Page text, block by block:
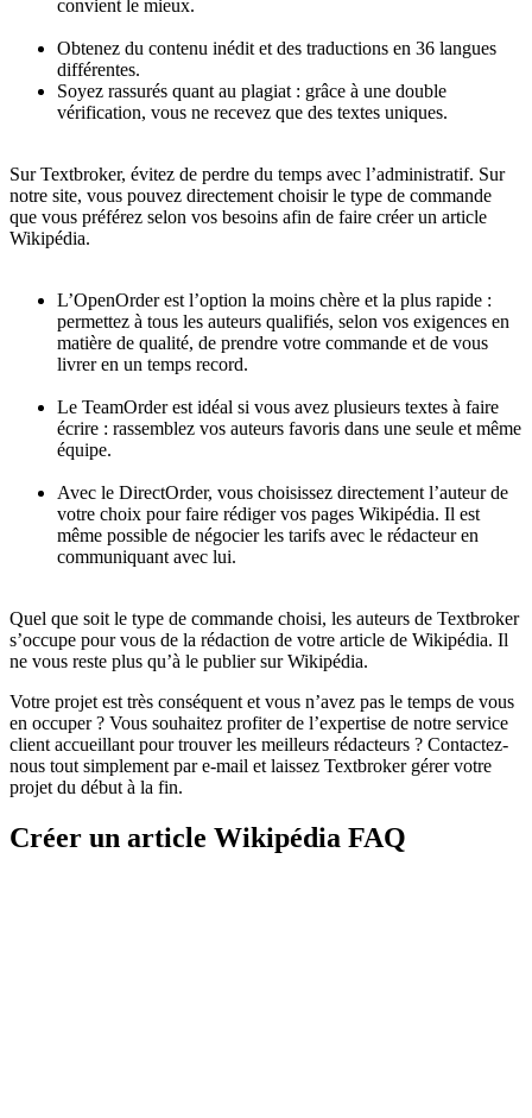
convient le mieux.
Obtenez du contenu inédit et des traductions en 36 langues
différentes.
Soyez rassurés quant au plagiat : grâce à une double
vérification, vous ne recevez que des textes uniques.
Sur Textbroker, évitez de perdre du temps avec l’administratif. Sur
notre site, vous pouvez directement choisir le type de commande
que vous préférez selon vos besoins afin de faire créer un article
Wikipédia.
L’OpenOrder est l’option la moins chère et la plus rapide :
permettez à tous les auteurs qualifiés, selon vos exigences en
matière de qualité, de prendre votre commande et de vous
livrer en un temps record.
Le TeamOrder est idéal si vous avez plusieurs textes à faire
écrire : rassemblez vos auteurs favoris dans une seule et même
équipe.
Avec le DirectOrder, vous choisissez directement l’auteur de
votre choix pour faire rédiger vos pages Wikipédia. Il est
même possible de négocier les tarifs avec le rédacteur en
communiquant avec lui.
Quel que soit le type de commande choisi, les auteurs de Textbroker
s’occupe pour vous de la rédaction de votre article de Wikipédia. Il
ne vous reste plus qu’à le publier sur Wikipédia.
Votre projet est très conséquent et vous n’avez pas le temps de vous
en occuper ? Vous souhaitez profiter de l’expertise de notre service
client accueillant pour trouver les meilleurs rédacteurs ? Contactez-
nous tout simplement par e-mail et laissez Textbroker gérer votre
projet du début à la fin.
Créer un article Wikipédia FAQ